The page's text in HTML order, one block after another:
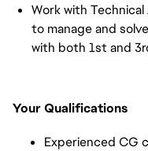
Work with Technical
to manage and
with both 1st and
Your Qualifications
Experienced CG